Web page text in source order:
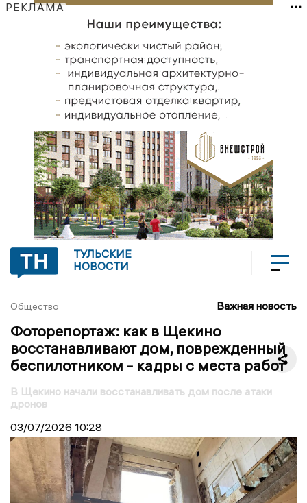
РЕКЛАМА
ТУЛЬСКИЕ
НОВОСТИ
Общество Важная новость
Фоторепортаж: как в Щекино
восстанавливают дом, поврежденный
беспилотником - кадры с места работ
В Щекино начали восстанавливать дом после атаки
дронов
03/07/2026 10:28